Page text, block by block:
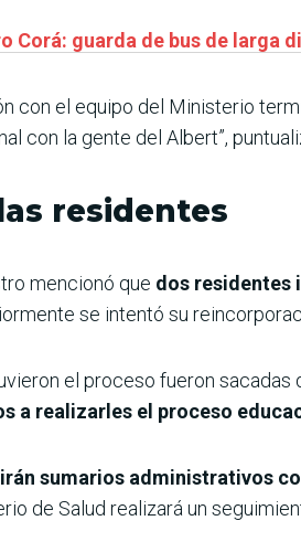
Corá: guarda de bus de
con el equipo del Ministerio
con la gente del Albert”,
residentes
mencionó que dos residentes
se intentó su
el proceso fueron sacadas
a realizarles el proceso
sumarios administrativos
de Salud realizará un